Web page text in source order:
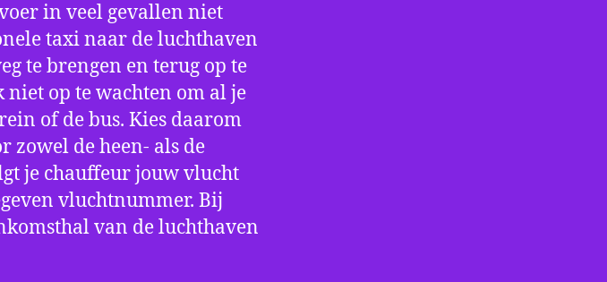
in veel gevallen niet
taxi naar de luchthaven
te brengen en terug op te
op te wachten om al je
of de bus. Kies daarom
zowel de heen- als de
je chauffeur jouw vlucht
vluchtnummer. Bij
van de luchthaven